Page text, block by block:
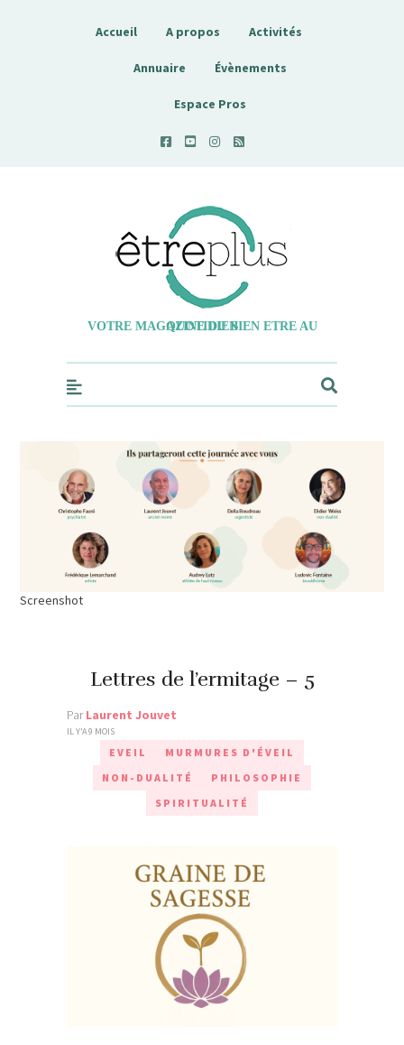
Accueil A propos Activités
Annuaire Évènements
Espace Pros
Etreplus
VOTRE MAGAZINE DU BIEN ETRE AU QUOTIDIEN
Screenshot
Lettres de l’ermitage – 5
ParLaurent Jouvet
IL Y'A 9 MOIS
EVEIL
MURMURES D'ÉVEIL
NON-DUALITÉ
PHILOSOPHIE
SPIRITUALITÉ